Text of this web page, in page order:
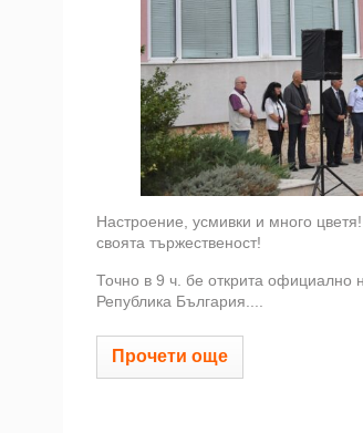
Настроение, усмивки и много
своята тържественост!
Точно в 9 ч. бе открита официално
Република България....
Прочети още